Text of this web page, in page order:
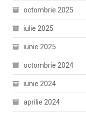
octombrie 2025
iulie 2025
iunie 2025
octombrie 2024
iunie 2024
aprilie 2024